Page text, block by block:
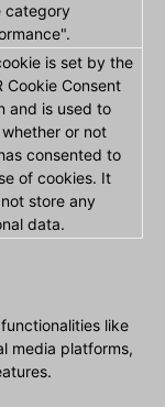
category
is set by the
Cookie Consent
and is used to
or not
consented to
of cookies. It
store any
data.
like
media platforms,